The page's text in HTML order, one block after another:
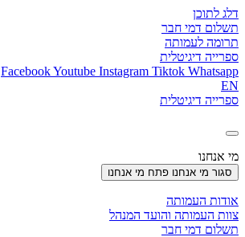
דלג לתוכן
תשלום דמי חבר
תרומה לעמותה
ספרייה דיגיטלית
FacebookYoutube Instagram Tiktok Whatsapp
EN
ספרייה דיגיטלית
מי אנחנו
סגור מי אנחנו פתח מי אנחנו
אודות העמותה
צוות העמותה והועד המנהל
תשלום דמי חבר